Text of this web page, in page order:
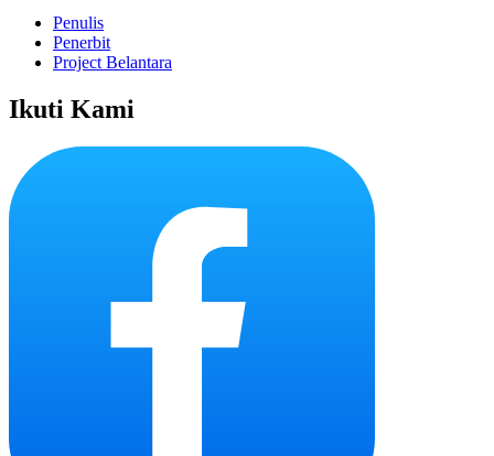
Penulis
Penerbit
Project Belantara
Ikuti Kami